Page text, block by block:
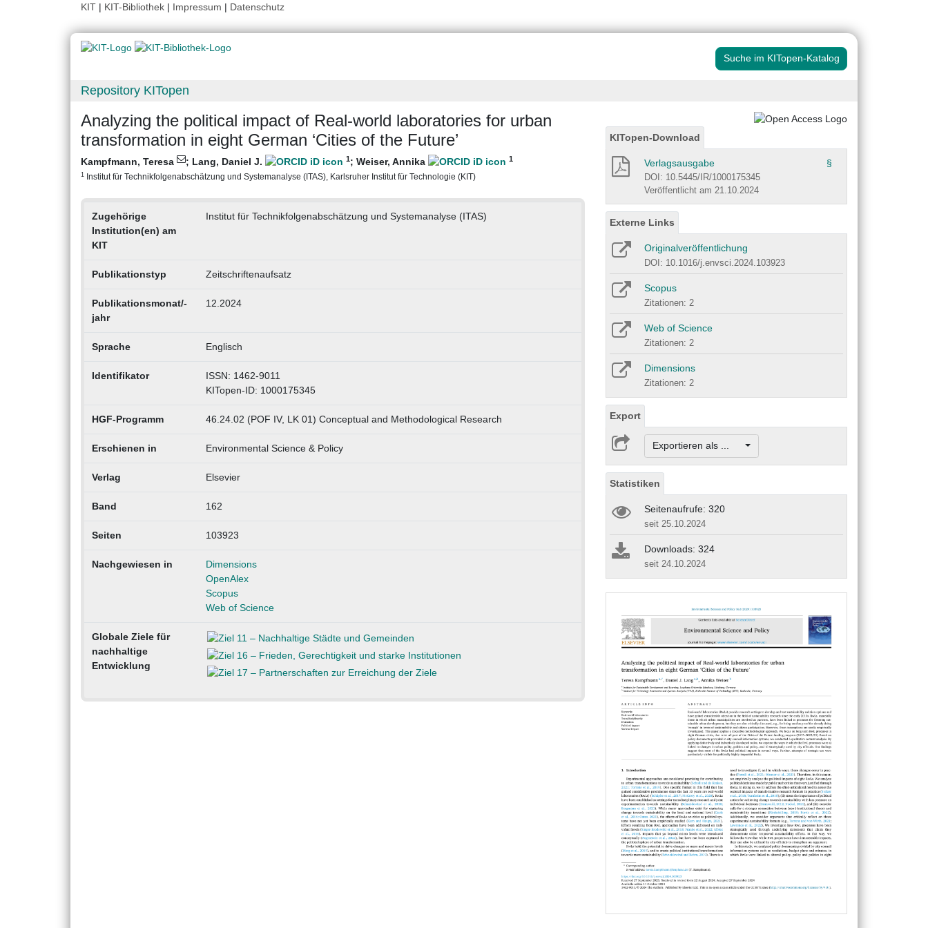
KIT | KIT-Bibliothek | Impressum | Datenschutz
Suche im KITopen-Katalog
Repository KITopen
Analyzing the political impact of Real-world laboratories for urban
transformation in eight German ‘Cities of the Future’
Kampfmann, Teresa ; Lang, Daniel J. 1; Weiser, Annika 1
1 Institut für Technikfolgenabschätzung und Systemanalyse (ITAS), Karlsruher Institut für Technologie (KIT)
Zugehörige
Institution(en) am
KIT
Institut für Technikfolgenabschätzung und Systemanalyse (ITAS)
Publikationstyp Zeitschriftenaufsatz
Publikationsmonat/-
jahr
12.2024
Sprache Englisch
Identifikator
ISSN: 1462-9011
KITopen-ID: 1000175345
HGF-Programm 46.24.02 (POF IV, LK 01) Conceptual and Methodological Research
Erschienen in Environmental Science & Policy
Verlag Elsevier
Band 162
Seiten 103923
Nachgewiesen in
Dimensions
OpenAlex
Scopus
Web of Science
Globale Ziele für
nachhaltige
Entwicklung
KITopen-Download
Verlagsausgabe §
DOI: 10.5445/IR/1000175345
Veröffentlicht am 21.10.2024
Externe Links
Originalveröffentlichung
DOI: 10.1016/j.envsci.2024.103923
Scopus
Zitationen: 2
Web of Science
Zitationen: 2
Dimensions
Zitationen: 2
Export
Exportieren als ...
Statistiken
Seitenaufrufe: 320
seit 25.10.2024
Downloads: 324
seit 24.10.2024